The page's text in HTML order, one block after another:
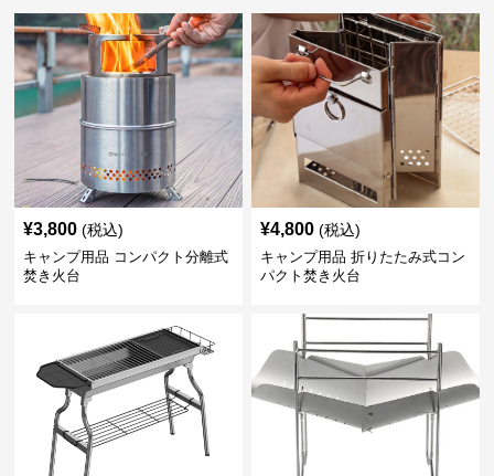
¥3,800 (税込)
キャンプ用品 コンパクト分離式
焚き火台
¥4,800 (税込)
キャンプ用品 折りたたみ式コン
パクト焚き火台